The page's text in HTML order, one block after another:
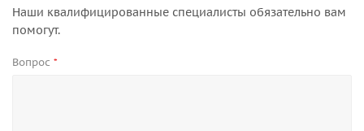
Наши квалифицированные специалисты обязательно вам
помогут.
Вопрос *